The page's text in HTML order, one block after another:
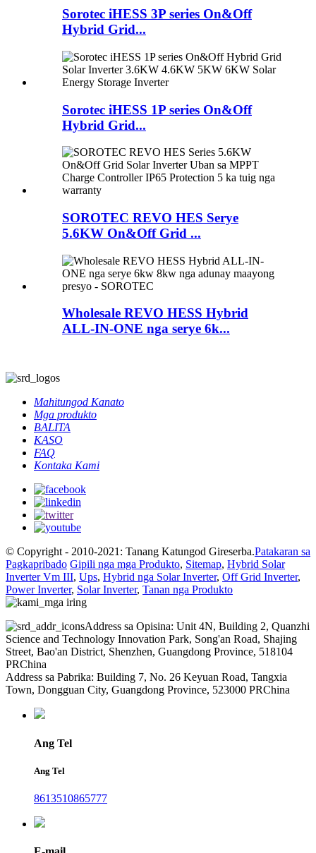
Sorotec iHESS 3P series On&Off
Hybrid Grid...
Sorotec iHESS 1P series On&Off
Hybrid Grid...
SOROTEC REVO HES Serye
5.6KW On&Off Grid ...
Wholesale REVO HESS Hybrid
ALL-IN-ONE nga serye 6k...
Mahitungod Kanato
Mga produkto
BALITA
KASO
FAQ
Kontaka Kami
© Copyright - 2010-2021: Tanang Katungod Gireserba.Patakaran sa
Pagkapribado Gipili nga mga Produkto, Sitemap, Hybrid Solar
Inverter Vm III, Ups, Hybrid nga Solar Inverter, Off Grid Inverter,
Power Inverter, Solar Inverter, Tanan nga Produkto
Address sa Opisina: Unit 4N, Building 2, Quanzhi
Science and Technology Innovation Park, Song'an Road, Shajing
Street, Bao'an District, Shenzhen, Guangdong Province, 518104
PRChina
Address sa Pabrika: Building 7, No. 26 Keyuan Road, Tangxia
Town, Dongguan City, Guangdong Province, 523000 PRChina
Ang Tel
Ang Tel
8613510865777